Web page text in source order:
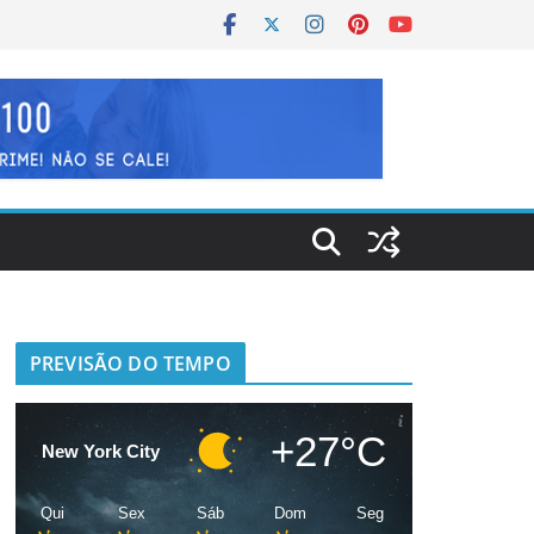
PREVISÃO DO TEMPO
New York City +27°C
Qui Sex Sáb Dom Seg